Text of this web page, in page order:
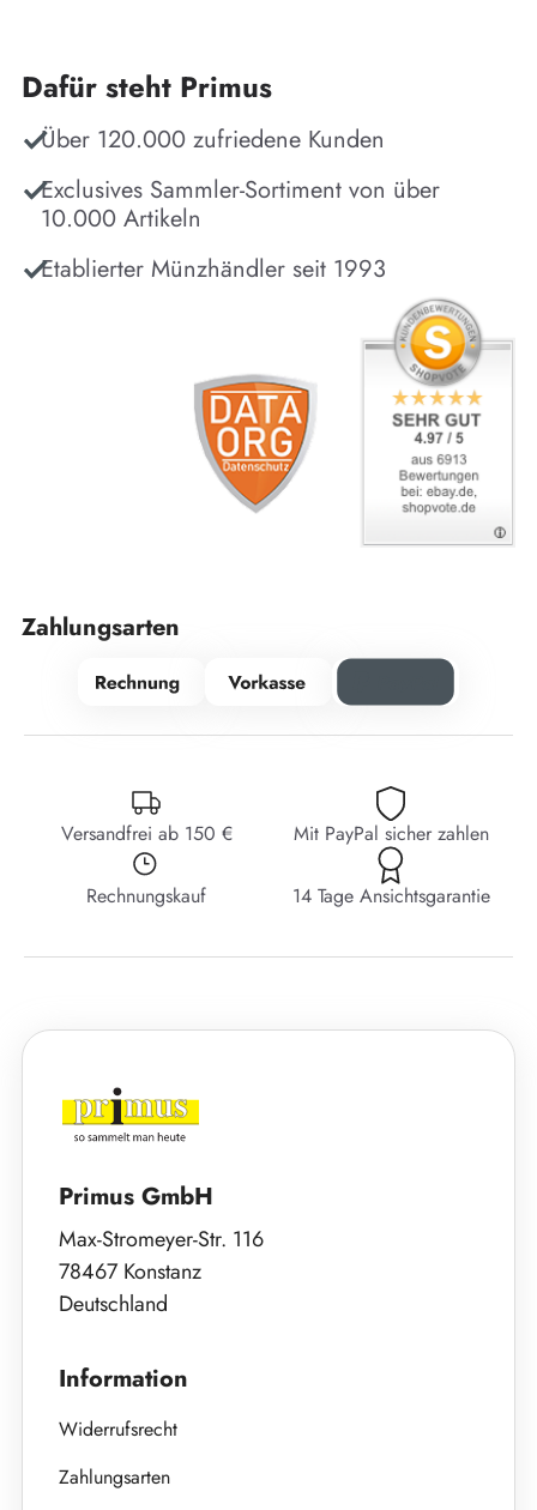
Dafür steht Primus
Über 120.000 zufriedene Kunden
Exclusives Sammler-Sortiment von über
10.000 Artikeln
Etablierter Münzhändler seit 1993
Zahlungsarten
Versandfrei ab 150 € Mit PayPal sicher zahlen
Rechnungskauf 14 Tage Ansichtsgarantie
Primus GmbH
Max-Stromeyer-Str. 116
78467 Konstanz
Deutschland
Information
Widerrufsrecht
Zahlungsarten